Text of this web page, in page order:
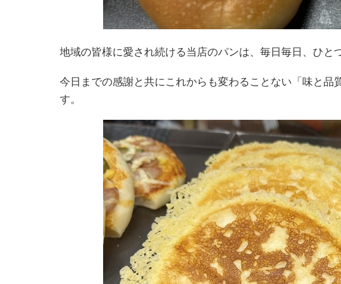
地域の皆様に愛され続ける当店のパンは、毎日毎日、ひと
今日までの感謝と共にこれからも変わることない「味と
す。